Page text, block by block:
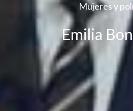
Mujeres y
Emilia